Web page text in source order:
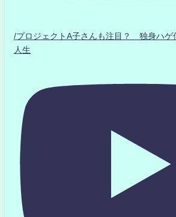
/プロジェクトA子さんも注目？ 独身ハゲ
人生